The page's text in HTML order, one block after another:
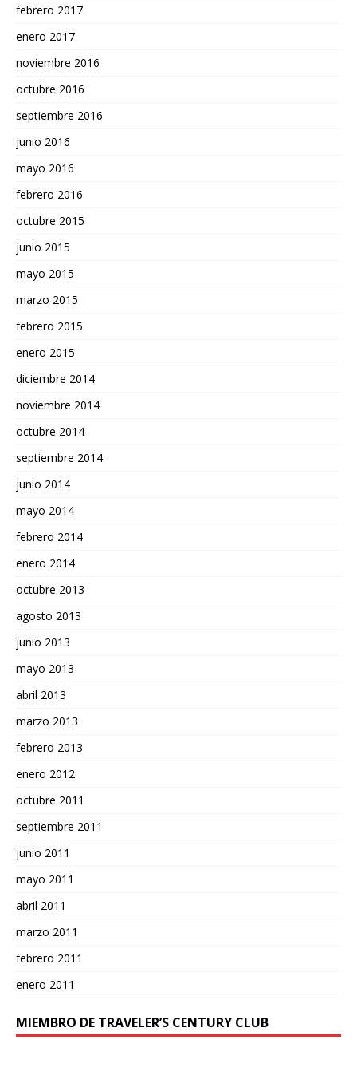
febrero 2017
enero 2017
noviembre 2016
octubre 2016
septiembre 2016
junio 2016
mayo 2016
febrero 2016
octubre 2015
junio 2015
mayo 2015
marzo 2015
febrero 2015
enero 2015
diciembre 2014
noviembre 2014
octubre 2014
septiembre 2014
junio 2014
mayo 2014
febrero 2014
enero 2014
octubre 2013
agosto 2013
junio 2013
mayo 2013
abril 2013
marzo 2013
febrero 2013
enero 2012
octubre 2011
septiembre 2011
junio 2011
mayo 2011
abril 2011
marzo 2011
febrero 2011
enero 2011
MIEMBRO DE TRAVELER’S CENTURY CLUB